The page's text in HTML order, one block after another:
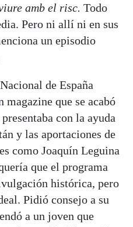
amb el risc. Todo
Pero ni allí ni en sus
un episodio
de España
magazine que se acabó
con la ayuda
y las aportaciones de
como Joaquín Leguina
que el programa
histórica, pero
Pidió consejo a su
a un joven que